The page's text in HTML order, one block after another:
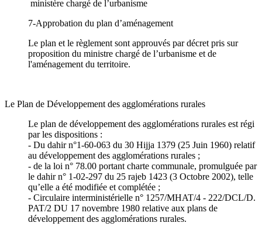
ministère chargé de l’urbanisme
7-Approbation du plan d’aménagement
Le plan et le règlement sont approuvés par décret pris sur
proposition du ministre chargé de l’urbanisme et de
l'aménagement du territoire.
Le Plan de Développement des agglomérations rurales
Le plan de développement des agglomérations rurales est régi
par les dispositions :
- Du dahir n°1-60-063 du 30 Hijja 1379 (25 Juin 1960) relatif
au développement des agglomérations rurales ;
- de la loi n° 78.00 portant charte communale, promulguée par
le dahir n° 1-02-297 du 25 rajeb 1423 (3 Octobre 2002), telle
qu’elle a été modifiée et complétée ;
- Circulaire interministérielle n° 1257/MHAT/4 - 222/DCL/D.
PAT/2 DU 17 novembre 1980 relative aux plans de
développement des agglomérations rurales.